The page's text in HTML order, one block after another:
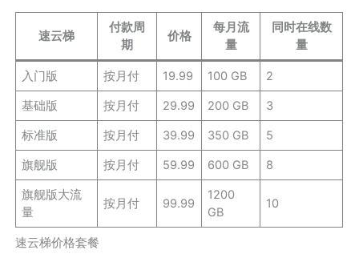
速云梯
付款周
期
价格
每月流
量
同时在线数
量
入门版 按月付 19.99 100 GB 2
基础版 按月付 29.99 200 GB 3
标准版 按月付 39.99 350 GB 5
旗舰版 按月付 59.99 600 GB 8
旗舰版大流
量
按月付 99.99
1200
GB
10
速云梯价格套餐